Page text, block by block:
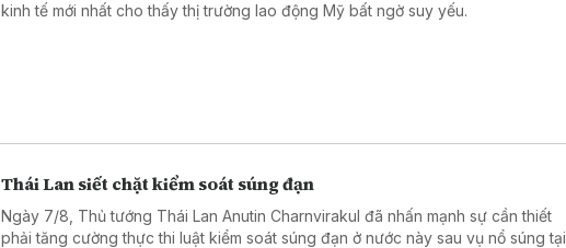
kinh tế mới nhất cho thấy thị trường lao động Mỹ bất ngờ suy yếu.
Thái Lan siết chặt kiểm soát súng đạn
Ngày 7/8, Thủ tướng Thái Lan Anutin Charnvirakul đã nhấn mạnh sự cần thiết
phải tăng cường thực thi luật kiểm soát súng đạn ở nước này sau vụ nổ súng tại